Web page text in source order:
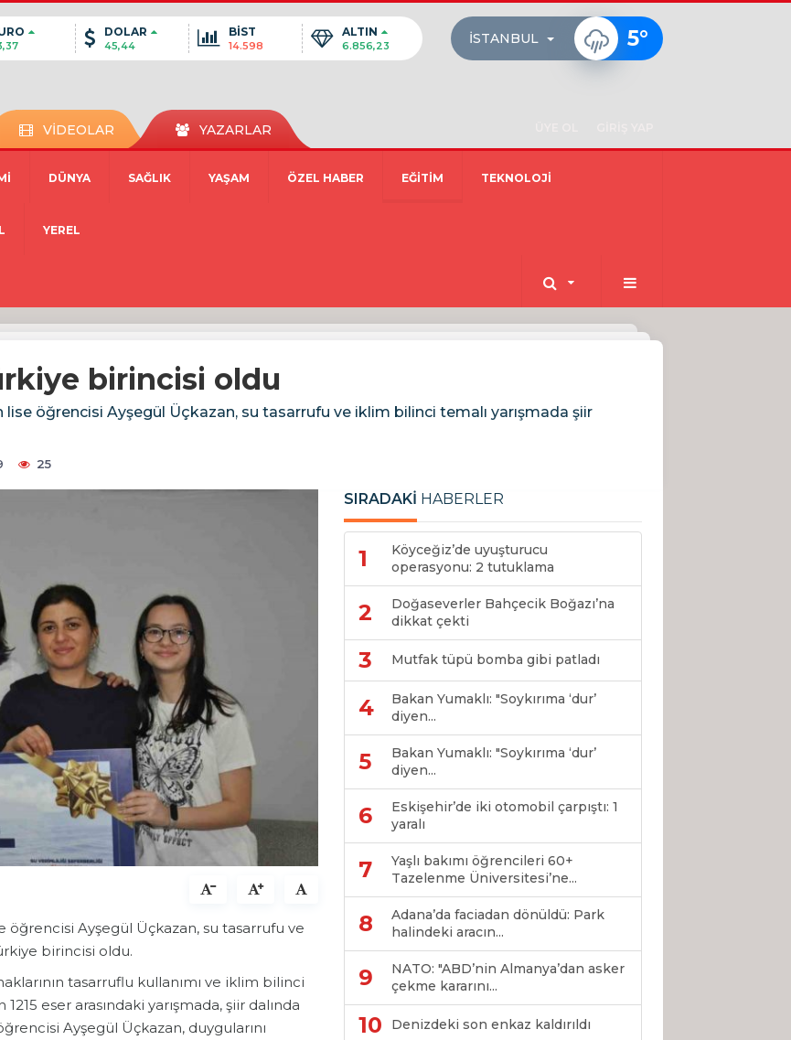
DOLAR
45,44
BİST
14.598
ALTIN
6.856,23 İSTANBUL 5°
VİDEOLAR YAZARLAR
DÜNYA SAĞLIK YAŞAM ÖZEL HABER EĞİTİM TEKNOLOJİ
YEREL
birincisi oldu
lise öğrencisi Ayşegül Üçkazan, su tasarrufu ve iklim bilinci temalı yarışmada şiir
25
öğrencisi Ayşegül Üçkazan, su tasarrufu ve
birincisi oldu.
tasarruflu kullanımı ve iklim bilinci
eser arasındaki yarışmada, şiir dalında
Ayşegül Üçkazan, duygularını
SIRADAKİ HABERLER
1
Köyceğiz’de uyuşturucu
operasyonu: 2 tutuklama
2
Doğaseverler Bahçecik Boğazı’na
dikkat çekti
3 Mutfak tüpü bomba gibi patladı
4
Bakan Yumaklı: "Soykırıma ‘dur’
diyen...
5
Bakan Yumaklı: "Soykırıma ‘dur’
diyen...
6
Eskişehir’de iki otomobil çarpıştı: 1
yaralı
7
Yaşlı bakımı öğrencileri 60+
Tazelenme Üniversitesi’ne...
8
Adana’da faciadan dönüldü: Park
halindeki aracın...
9
NATO: "ABD’nin Almanya’dan asker
çekme kararını...
10 Denizdeki son enkaz kaldırıldı